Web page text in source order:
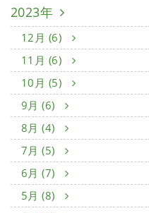
2023年
12月 (6)
11月 (6)
10月 (5)
9月 (6)
8月 (4)
7月 (5)
6月 (7)
5月 (8)